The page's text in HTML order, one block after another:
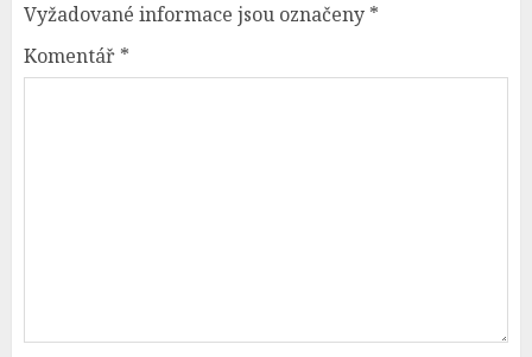
Vyžadované informace jsou označeny *
Komentář *